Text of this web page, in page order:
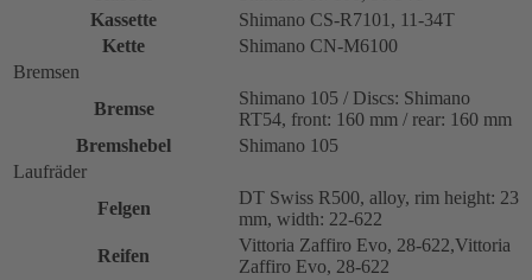
Kassette
Shimano CS-R7101, 11-34T
Kette
Shimano CN-M6100
Bremsen
Bremse
Shimano 105 / Discs: Shimano
RT54, front: 160 mm / rear: 160 mm
Bremshebel
Shimano 105
Laufräder
Felgen
DT Swiss R500, alloy, rim height: 23
mm, width: 22-622
Reifen
Vittoria Zaffiro Evo, 28-622,Vittoria
Zaffiro Evo, 28-622